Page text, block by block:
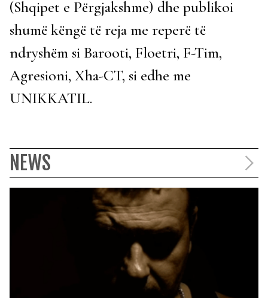
(Shqipet e Përgjakshme) dhe publikoi
shumë këngë të reja me reperë të
ndryshëm si Barooti, Floetri, F-Tim,
Agresioni, Xha-CT, si edhe me
UNIKKATIL.
NEWS